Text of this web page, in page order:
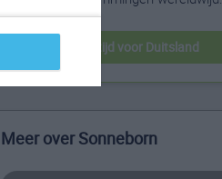
beste reistijd voor Duitsland
Meer over Sonneborn